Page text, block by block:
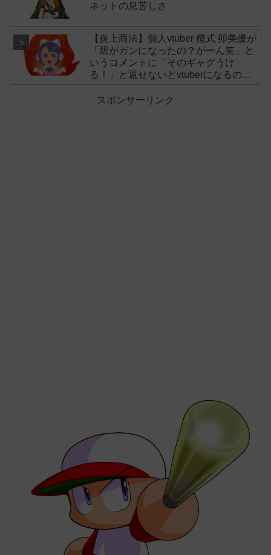
ネットの息苦しさ
【炎上商法】個人vtuber 欖式 卯美優が
「親がガンになったの？がーん笑」と
いうコメントに「そのギャグうけ
る！」と返せないとvtuberになるのは
スポンサーリンク